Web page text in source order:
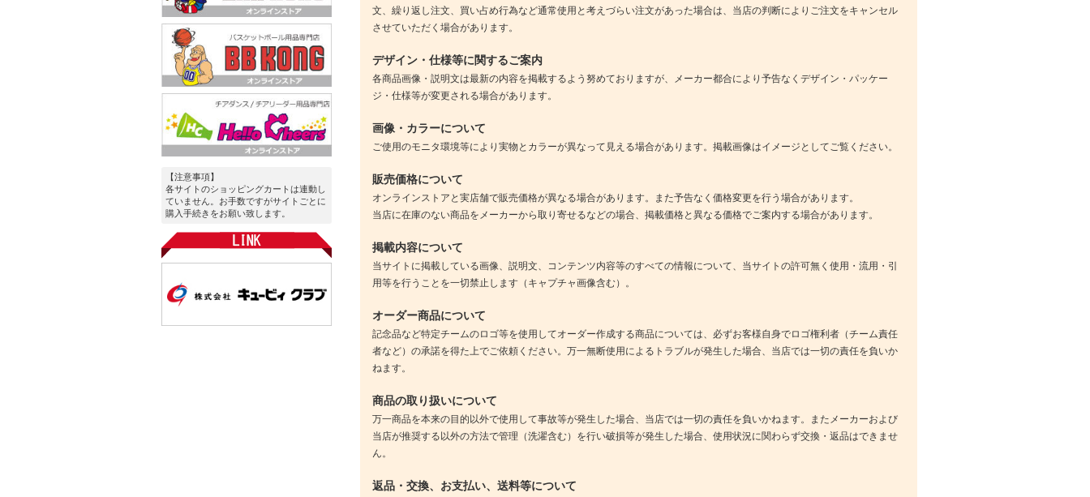
【注意事項】
各サイトのショッピングカートは連動し
ていません。お手数ですがサイトごとに
購入手続きをお願い致します。
文、繰り返し注文、買い占め行為など通常使用と考えづらい注文があった場合は、当店の判断によりご注文をキャンセル
させていただく場合があります。
デザイン・仕様等に関するご案内
各商品画像・説明文は最新の内容を掲載するよう努めておりますが、メーカー都合により予告なくデザイン・パッケー
ジ・仕様等が変更される場合があります。
画像・カラーについて
ご使用のモニタ環境等により実物とカラーが異なって見える場合があります。掲載画像はイメージとしてご覧ください。
販売価格について
オンラインストアと実店舗で販売価格が異なる場合があります。また予告なく価格変更を行う場合があります。
当店に在庫のない商品をメーカーから取り寄せるなどの場合、掲載価格と異なる価格でご案内する場合があります。
掲載内容について
当サイトに掲載している画像、説明文、コンテンツ内容等のすべての情報について、当サイトの許可無く使用・流用・引
用等を行うことを一切禁止します（キャプチャ画像含む）。
オーダー商品について
記念品など特定チームのロゴ等を使用してオーダー作成する商品については、必ずお客様自身でロゴ権利者（チーム責任
者など）の承諾を得た上でご依頼ください。万一無断使用によるトラブルが発生した場合、当店では一切の責任を負いか
ねます。
商品の取り扱いについて
万一商品を本来の目的以外で使用して事故等が発生した場合、当店では一切の責任を負いかねます。またメーカーおよび
当店が推奨する以外の方法で管理（洗濯含む）を行い破損等が発生した場合、使用状況に関わらず交換・返品はできませ
ん。
返品・交換、お支払い、送料等について